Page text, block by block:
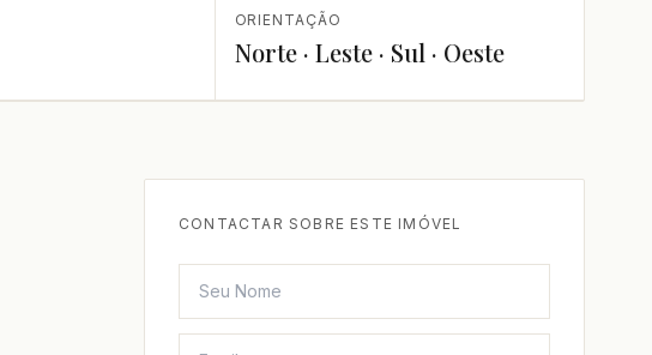
ORIENTAÇÃO
Norte · Leste · Sul · Oeste
CONTACTAR SOBRE ESTE IMÓVEL